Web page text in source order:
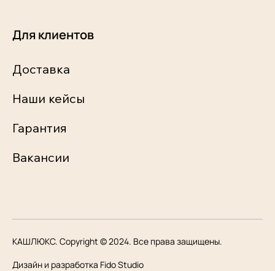
Для клиентов
Доставка
Наши кейсы
Гарантия
Вакансии
КАШЛЮКС. Copyright © 2024. Все права защищены.
Дизайн и разработка Fido Studio